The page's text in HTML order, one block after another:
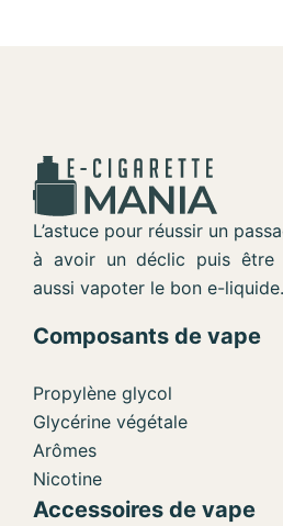
L’astuce pour réussir un
à avoir un déclic puis être
aussi vapoter le bon e-liquide.
Composants de vape
Propylène glycol
Glycérine végétale
Arômes
Nicotine
Accessoires de vape